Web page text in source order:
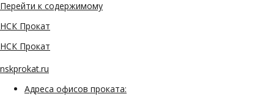
Перейти к содержимому
НСК Прокат
НСК Прокат
nskprokat.ru
Адреса офисов проката: